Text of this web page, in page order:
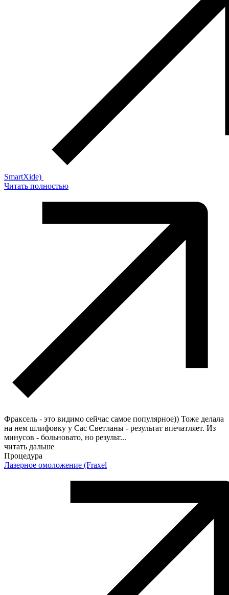
SmartXide)
Читать полностью
Фраксель - это видимо сейчас самое популярное)) Тоже делала
на нем шлифовку у Сас Светланы - результат впечатляет. Из
минусов - больновато, но результ...
читать дальше
Процедура
Лазерное омоложение (Fraxel